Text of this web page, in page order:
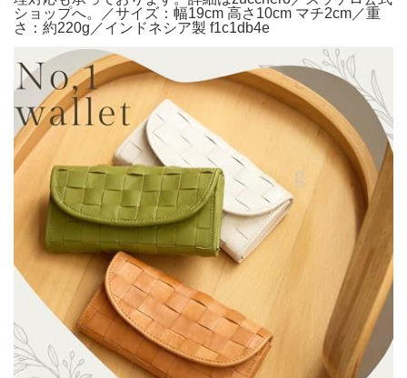
ショップへ。／サイズ：幅19cm 高さ10cm マチ2cm／重
さ：約220g／インドネシア製 f1c1db4e